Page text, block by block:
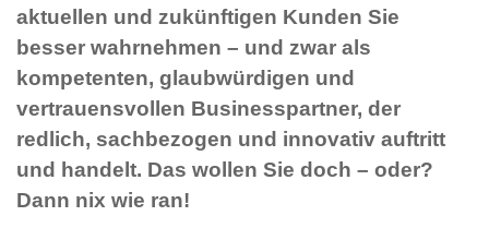
aktuellen und zukünftigen Kunden Sie
besser wahrnehmen – und zwar als
kompetenten, glaubwürdigen und
vertrauensvollen Businesspartner, der
redlich, sachbezogen und innovativ auftritt
und handelt. Das wollen Sie doch – oder?
Dann nix wie ran!